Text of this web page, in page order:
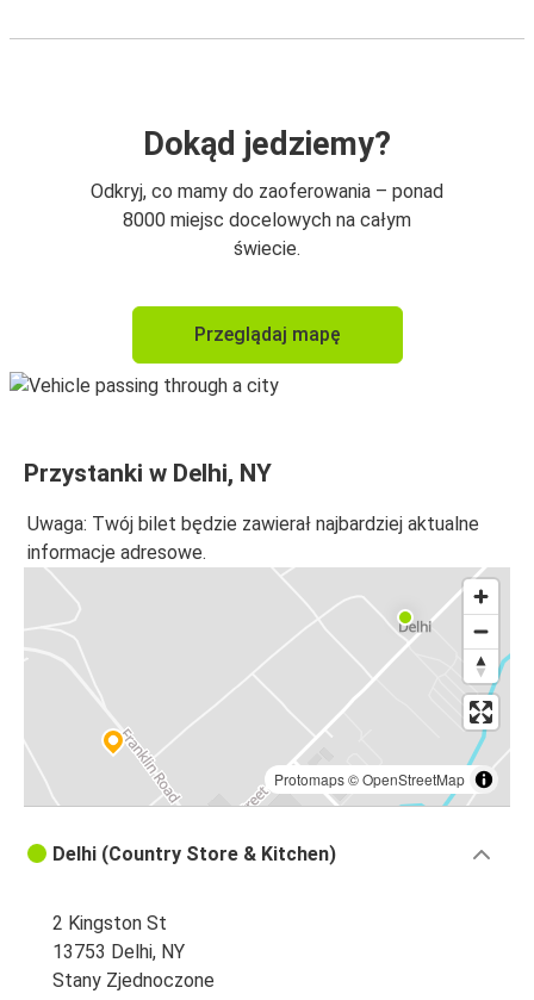
Dokąd jedziemy?
Odkryj, co mamy do zaoferowania – ponad
8000 miejsc docelowych na całym
świecie.
Przeglądaj mapę
Przystanki w Delhi, NY
Uwaga: Twój bilet będzie zawierał najbardziej aktualne
informacje adresowe.
Protomaps©OpenStreetMap
Delhi (Country Store & Kitchen)
2 Kingston St
13753 Delhi, NY
Stany Zjednoczone